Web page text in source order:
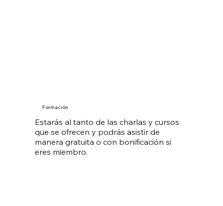
Formación
Estarás al tanto de las charlas y cursos
que se ofrecen y podrás asistir de
manera gratuita o con bonificación si
eres miembro.